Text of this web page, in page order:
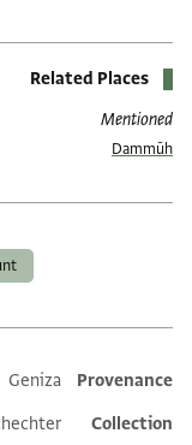
Related Places
Mentioned
Dammūh
metadata
Provenance
Geniza
Collection